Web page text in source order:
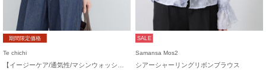
期間限定価格
Te chichi
SALE
Samansa Mos2
シアーシャーリングリボンブラウス